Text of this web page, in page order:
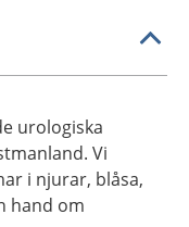
urologiska
Vi
i njurar, blåsa,
hand om